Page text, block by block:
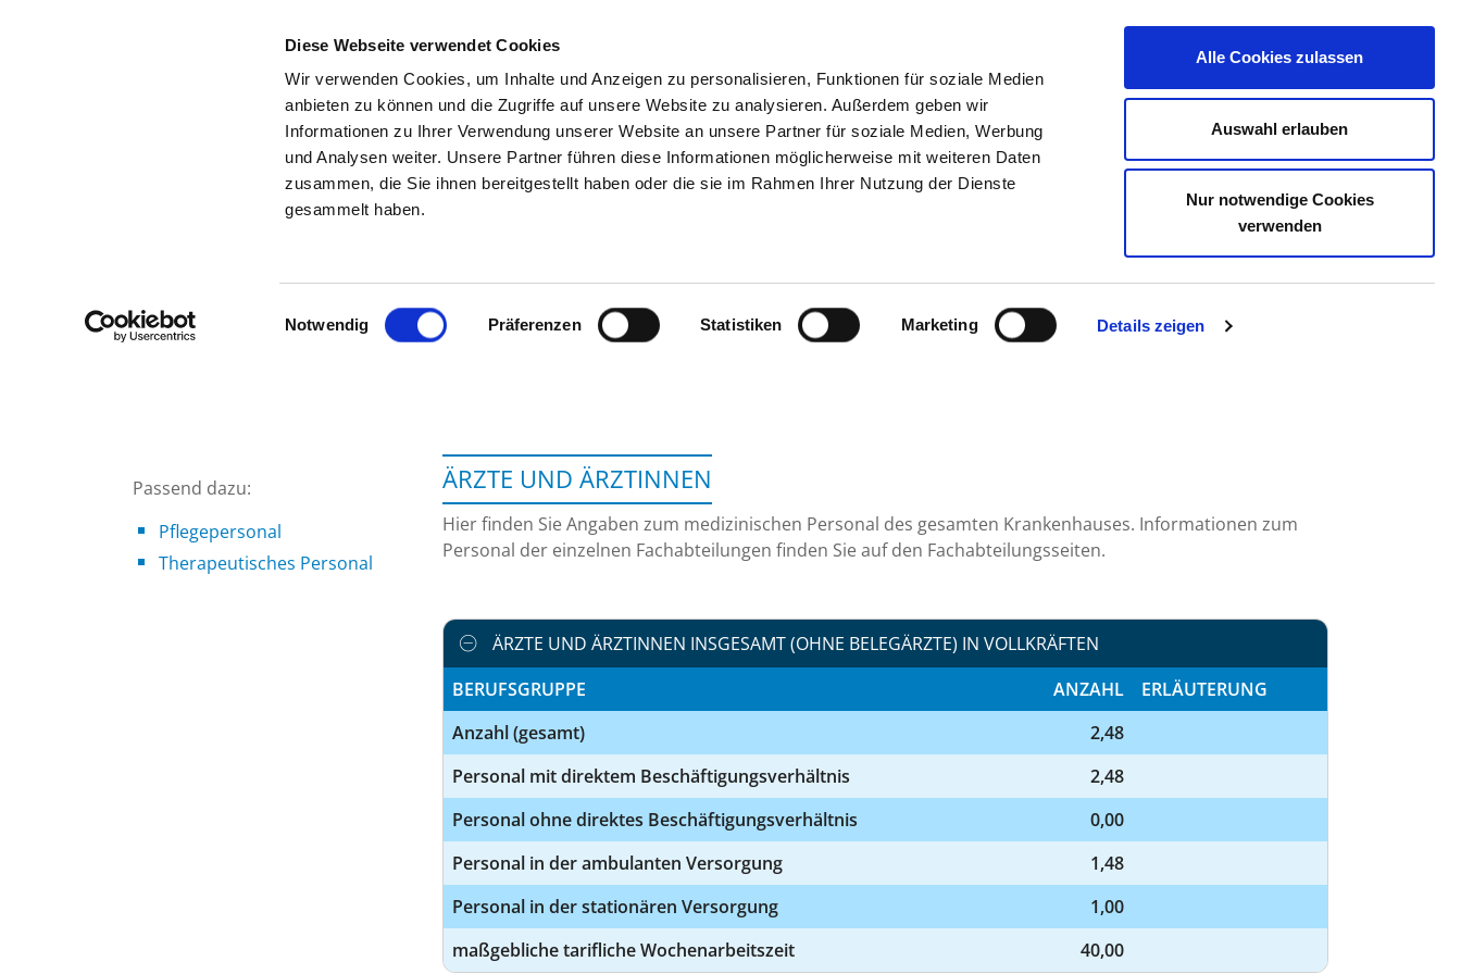
Diese Webseite verwendet Cookies
Wir verwenden Cookies, um Inhalte und Anzeigen zu personalisieren, Funktionen für soziale Medien
anbieten zu können und die Zugriffe auf unsere Website zu analysieren. Außerdem geben wir
Informationen zu Ihrer Verwendung unserer Website an unsere Partner für soziale Medien, Werbung
und Analysen weiter. Unsere Partner führen diese Informationen möglicherweise mit weiteren Daten
zusammen, die Sie ihnen bereitgestellt haben oder die sie im Rahmen Ihrer Nutzung der Dienste
gesammelt haben.
Einwilligungsauswahl
Notwendig Präferenzen Statistiken Marketing Details zeigen
Alle Cookies zulassen
Auswahl erlauben
Nur notwendige Cookies
verwenden
SUCHEN TIPPS & HILFE DAS DKV STELLENBÖRSE KONTAKT IHRE MEINUNG
Zur Krankenhaus-Startseite
TAGESKLINIK UND INSTITUTSAMBULANZ FÜR KINDER- UND
JUGENDPSYCHIATRIE, PSYCHOTHERAPIE UND PSYCHOSOMATIK
IM BEZIRKSKRANKENHAUS PASSAU
Passend dazu:
Pflegepersonal
Therapeutisches Personal
ÄRZTE UND ÄRZTINNEN
Hier finden Sie Angaben zum medizinischen Personal des gesamten Krankenhauses. Informationen zum
Personal der einzelnen Fachabteilungen finden Sie auf den Fachabteilungsseiten.
ÄRZTE UND ÄRZTINNEN INSGESAMT (OHNE BELEGÄRZTE) IN VOLLKRÄFTEN
BERUFSGRUPPE
ANZAHL
ERLÄUTERUNG
Anzahl (gesamt)
2,48
Personal mit direktem Beschäftigungsverhältnis
2,48
Personal ohne direktes Beschäftigungsverhältnis
0,00
Personal in der ambulanten Versorgung
1,48
Personal in der stationären Versorgung
1,00
maßgebliche tarifliche Wochenarbeitszeit
40,00